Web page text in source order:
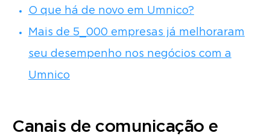
O que há de novo em Umnico?
Mais de 5_000 empresas já melhoraram
seu desempenho nos negócios com a
Umnico
Canais de comunicação e